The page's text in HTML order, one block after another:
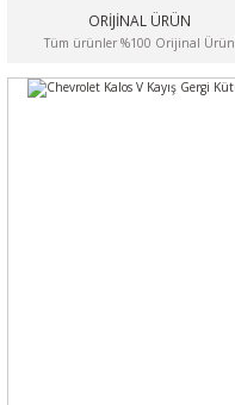
ORİJİNAL ÜRÜN
Tüm ürünler %100 Orijinal Ürün